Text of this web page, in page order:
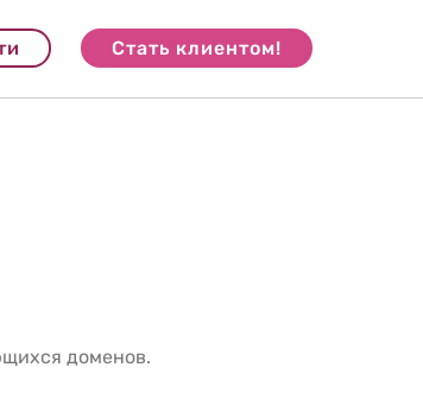
Стать клиентом!
доменов.